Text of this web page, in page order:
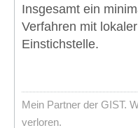
Insgesamt ein
Verfahren mit
Einstichstelle.
Mein Partner der GIST.
verloren.